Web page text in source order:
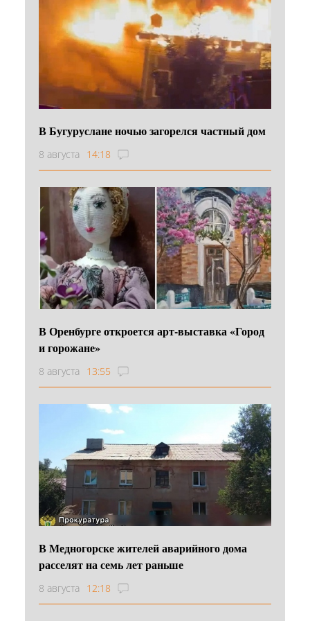
В Бугуруслане ночью загорелся частный дом
8 августа 14:18
В Оренбурге откроется арт-выставка «Город
и горожане»
8 августа 13:55
В Медногорске жителей аварийного дома
расселят на семь лет раньше
8 августа 12:18